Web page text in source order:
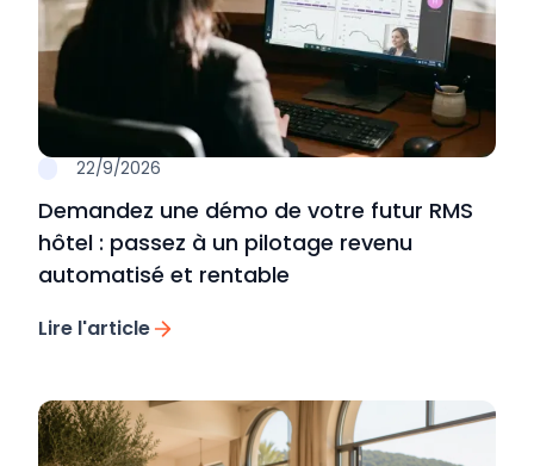
22/9/2026
Demandez une démo de votre futur RMS
hôtel : passez à un pilotage revenu
automatisé et rentable
Lire l'article